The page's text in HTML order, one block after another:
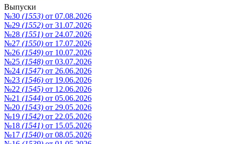
Выпуски
№30 (1553) от 07.08.2026
№29 (1552) от 31.07.2026
№28 (1551) от 24.07.2026
№27 (1550) от 17.07.2026
№26 (1549) от 10.07.2026
№25 (1548) от 03.07.2026
№24 (1547) от 26.06.2026
№23 (1546) от 19.06.2026
№22 (1545) от 12.06.2026
№21 (1544) от 05.06.2026
№20 (1543) от 29.05.2026
№19 (1542) от 22.05.2026
№18 (1541) от 15.05.2026
№17 (1540) от 08.05.2026